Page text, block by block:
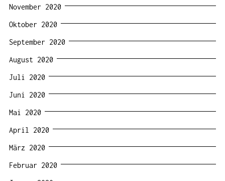
November 2020
Oktober 2020
September 2020
August 2020
Juli 2020
Juni 2020
Mai 2020
April 2020
März 2020
Februar 2020